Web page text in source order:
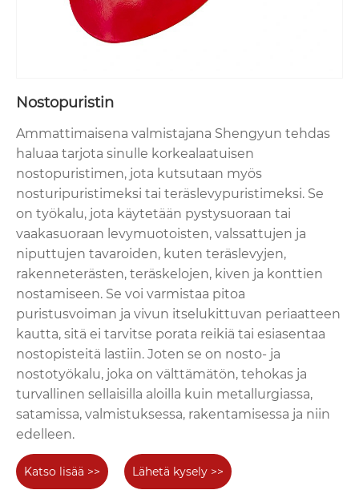
Nostopuristin
Ammattimaisena valmistajana Shengyun tehdas
haluaa tarjota sinulle korkealaatuisen
nostopuristimen, jota kutsutaan myös
nosturipuristimeksi tai teräslevypuristimeksi. Se
on työkalu, jota käytetään pystysuoraan tai
vaakasuoraan levymuotoisten, valssattujen ja
niputtujen tavaroiden, kuten teräslevyjen,
rakenneterästen, teräskelojen, kiven ja konttien
nostamiseen. Se voi varmistaa pitoa
puristusvoiman ja vivun itselukittuvan periaatteen
kautta, sitä ei tarvitse porata reikiä tai esiasentaa
nostopisteitä lastiin. Joten se on nosto- ja
nostotyökalu, joka on välttämätön, tehokas ja
turvallinen sellaisilla aloilla kuin metallurgiassa,
satamissa, valmistuksessa, rakentamisessa ja niin
edelleen.
Katso lisää >> Lähetä kysely >>